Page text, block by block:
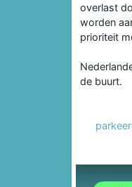
overlast
worden
prioriteit
de buurt.